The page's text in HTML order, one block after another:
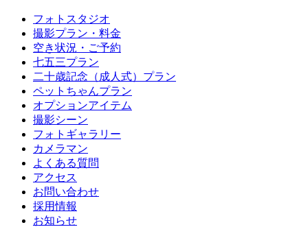
フォトスタジオ
撮影プラン・料金
空き状況・ご予約
七五三プラン
二十歳記念（成人式）プラン
ペットちゃんプラン
オプションアイテム
撮影シーン
フォトギャラリー
カメラマン
よくある質問
アクセス
お問い合わせ
採用情報
お知らせ